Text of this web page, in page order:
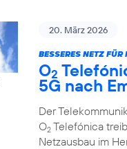
20. März 2026
BESSERES NETZ
O2
5G nach
Der
O2Telefónica
Netzausbau im